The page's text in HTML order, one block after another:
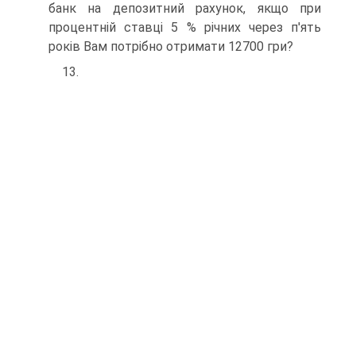
банк на депозитний рахунок, якщо при
процентній ставці 5 % річних через п'ять
років Вам потрібно отримати 12700 гри?
13.